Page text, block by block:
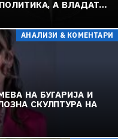
А ВЛАДАТА
– ЗЕМЈАТА
ПРЕД УКРАИНА
АНАЛИЗИ & КОМЕНТАРИ
НА БУГАРИЈА И
СКУЛПТУРА НА